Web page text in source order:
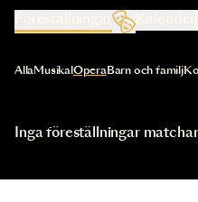
Kalender
Val av kategori uppdaterar
AllaMusikal OperaBarn och familj
Inga föreställningar